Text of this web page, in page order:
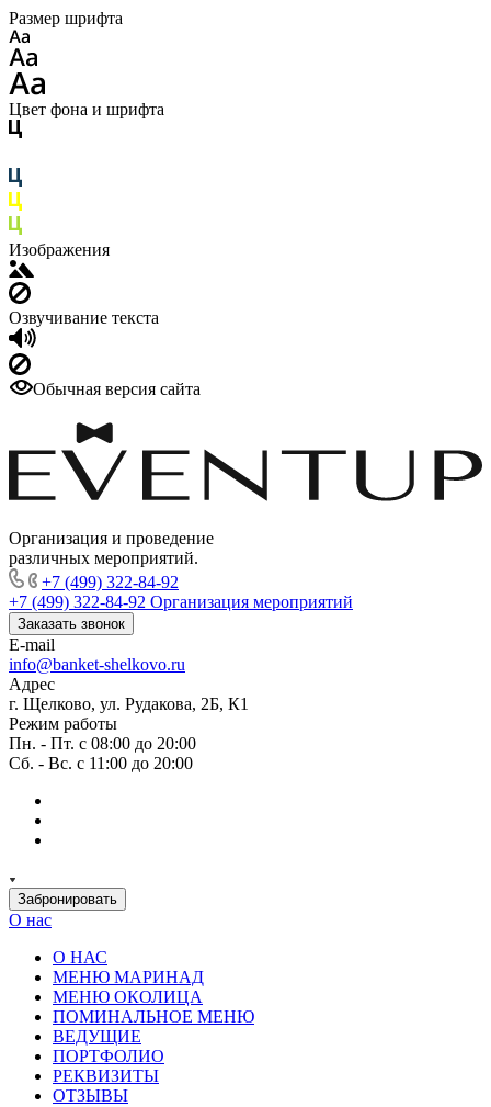
Размер шрифта
Цвет фона и шрифта
Изображения
Озвучивание текста
Обычная версия сайта
Организация и проведение
различных мероприятий.
+7 (499) 322-84-92
+7 (499) 322-84-92 Организация мероприятий
Заказать звонок
E-mail
info@banket-shelkovo.ru
Адрес
г. Щелково, ул. Рудакова, 2Б, К1
Режим работы
Пн. - Пт. с 08:00 до 20:00
Сб. - Вс. с 11:00 до 20:00
Забронировать
О нас
О НАС
МЕНЮ МАРИНАД
МЕНЮ ОКОЛИЦА
ПОМИНАЛЬНОЕ МЕНЮ
ВЕДУЩИЕ
ПОРТФОЛИО
РЕКВИЗИТЫ
ОТЗЫВЫ